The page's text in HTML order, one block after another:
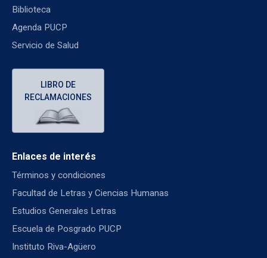
Biblioteca
Agenda PUCP
Servicio de Salud
LIBRO DE
RECLAMACIONES
Enlaces de interés
Términos y condiciones
Facultad de Letras y Ciencias Humanas
Estudios Generales Letras
Escuela de Posgrado PUCP
Instituto Riva-Agüero